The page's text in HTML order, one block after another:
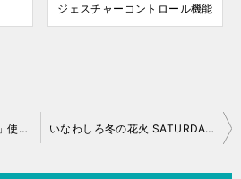
ジェスチャーコントロール機能
今冬の「スノーパル 2355」使用車両は？2017-18 いなわしろ冬の花火 SATURDAY NIGHT FIRE 開催！2018